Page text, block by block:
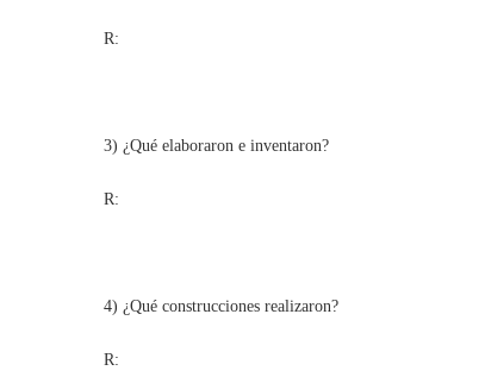
R:
3) ¿Qué elaboraron e inventaron?
R:
4) ¿Qué construcciones realizaron?
R: